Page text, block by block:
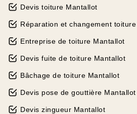
Devis toiture Mantallot
Réparation et changement
Entreprise de toiture Mantallot
Devis fuite de toiture Mantallot
Bâchage de toiture Mantallot
Devis pose de gouttière Mantallot
Devis zingueur Mantallot